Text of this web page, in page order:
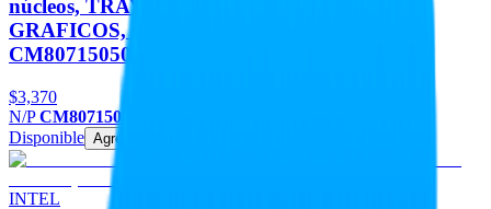
núcleos, TRAY SIN DISIPADOR, NECESITA
GRAFICOS, SIN CAJA.LGA 1700
CM8071505093011
$3,370
N/PCM8071505093011
Disponible Agregar
INTEL